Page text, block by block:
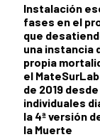
Instalación
fases en el
que
una instancia
propia
el
de 2019
individuales
la 4ª versión
la Muerte